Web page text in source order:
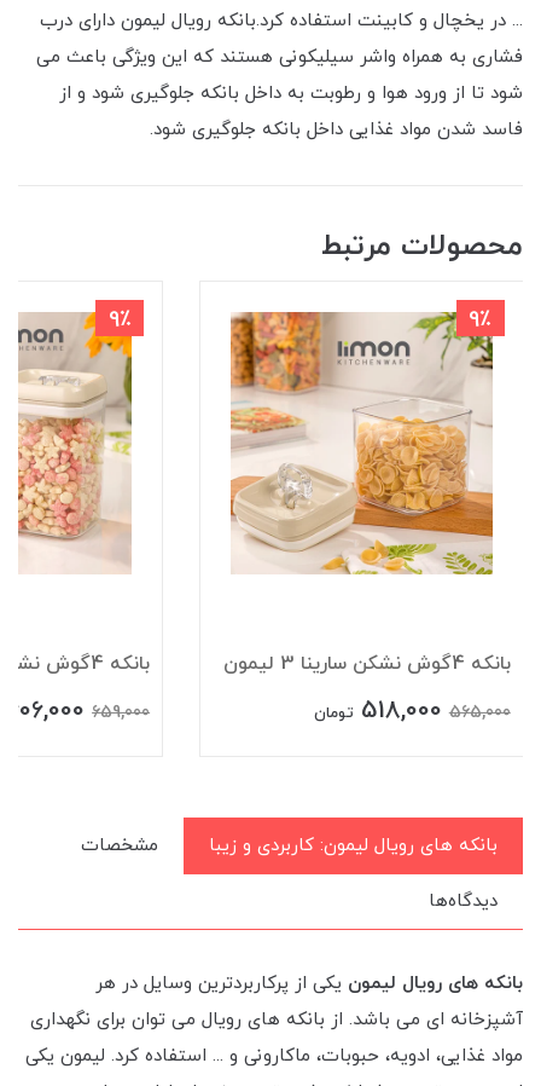
... در یخچال و کابینت استفاده کرد.بانکه رویال لیمون دارای درب
فشاری به همراه واشر سیلیکونی هستند که این ویژگی باعث می
شود تا از ورود هوا و رطوبت به داخل بانکه جلوگیری شود و از
فاسد شدن مواد غذایی داخل بانکه جلوگیری شود.
محصولات مرتبط
9٪
بانکه 4گوش نشکن سارینا 3 لیمون
565,000
518,000 تومان
9٪
بانکه 4گوش نشکن سارینا 2 لیمون
659,000
606,000
بانکه های رویال لیمون: کاربردی و زیبا مشخصات
دیدگاه‌ها
بانکه های رویال لیمون یکی از پرکاربردترین وسایل در هر
آشپزخانه ای می باشد. از بانکه های رویال می توان برای نگهداری
مواد غذایی، ادویه، حبوبات، ماکارونی و ... استفاده کرد. لیمون یکی